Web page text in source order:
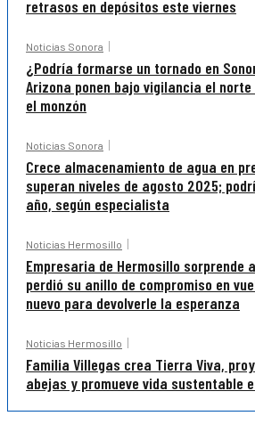
retrasos en depósitos este viernes
Noticias Sonora
¿Podría formarse un tornado en
Arizona ponen bajo vigilancia el
el monzón
Noticias Sonora
Crece almacenamiento de agua en
superan niveles de agosto 2025;
año, según especialista
Noticias Hermosillo
Empresaria de Hermosillo sorprende
perdió su anillo de compromiso en
nuevo para devolverle la esperanza
Noticias Hermosillo
Familia Villegas crea Tierra Viva,
abejas y promueve vida sustentable